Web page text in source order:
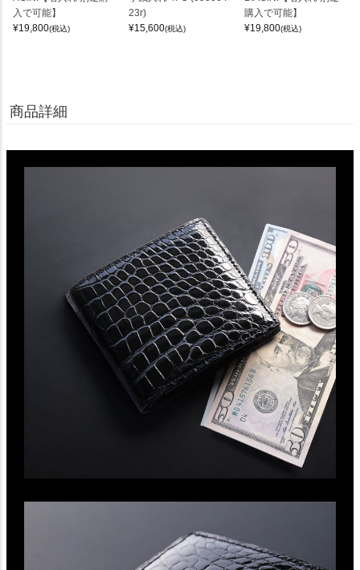
入で可能】
¥19,800(税込)
23r)
¥15,600(税込)
購入で可能】
¥19,800(税込)
商品詳細